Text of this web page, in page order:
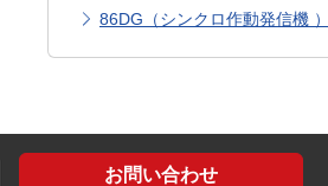
86DG（シンクロ作動発信機 ）
お問い合わせ